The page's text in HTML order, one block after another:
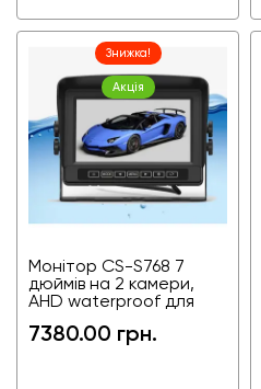
Знижка!
Акція
Монітор CS-S768 7
дюймів на 2 камери,
AHD waterproof для
спецтехніки
7380.00 грн.